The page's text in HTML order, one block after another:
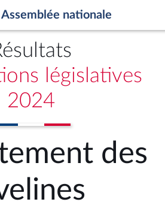
Assemblée nationale
législatives
2024
des